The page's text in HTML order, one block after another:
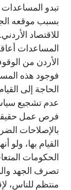
تبدو المساعدات
بسبب موقعه
للاقتصاد
المساعدات
الأردن من
فوجود هذه
الحاجة إلى
عدم تشجيع
فرص عمل
بالإصلاحات
القيام بها، ولو
الحكومات
تصرف الجهد
منتظم للناس،